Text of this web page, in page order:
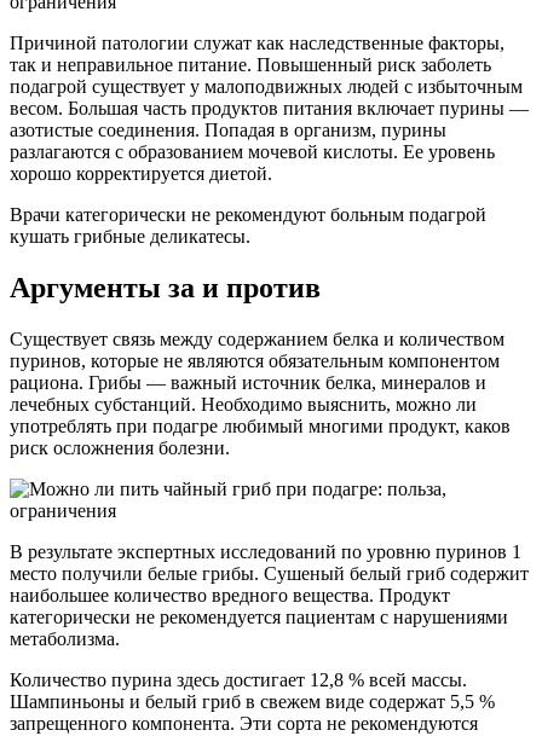
Причиной патологии служат как наследственные факторы,
так и неправильное питание. Повышенный риск заболеть
подагрой существует у малоподвижных людей с избыточным
весом. Большая часть продуктов питания включает пурины —
азотистые соединения. Попадая в организм, пурины
разлагаются с образованием мочевой кислоты. Ее уровень
хорошо корректируется диетой.
Врачи категорически не рекомендуют больным подагрой
кушать грибные деликатесы.
Аргументы за и против
Существует связь между содержанием белка и количеством
пуринов, которые не являются обязательным компонентом
рациона. Грибы — важный источник белка, минералов и
лечебных субстанций. Необходимо выяснить, можно ли
употреблять при подагре любимый многими продукт, каков
риск осложнения болезни.
В результате экспертных исследований по уровню пуринов 1
место получили белые грибы. Сушеный белый гриб содержит
наибольшее количество вредного вещества. Продукт
категорически не рекомендуется пациентам с нарушениями
метаболизма.
Количество пурина здесь достигает 12,8 % всей массы.
Шампиньоны и белый гриб в свежем виде содержат 5,5 %
запрещенного компонента. Эти сорта не рекомендуются